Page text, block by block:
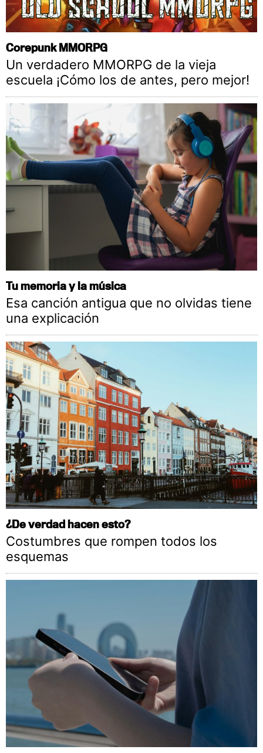
Corepunk MMORPG
Un verdadero MMORPG de la vieja
escuela ¡Cómo los de antes, pero mejor!
Tu memoria y la música
Esa canción antigua que no olvidas tiene
una explicación
¿De verdad hacen esto?
Costumbres que rompen todos los
esquemas